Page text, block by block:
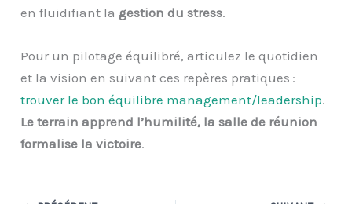
en fluidifiant la gestion du stress.
Pour un pilotage équilibré, articulez le quotidien
et la vision en suivant ces repères pratiques :
trouver le bon équilibre management/leadership.
Le terrain apprend l’humilité, la salle de réunion
formalise la victoire.